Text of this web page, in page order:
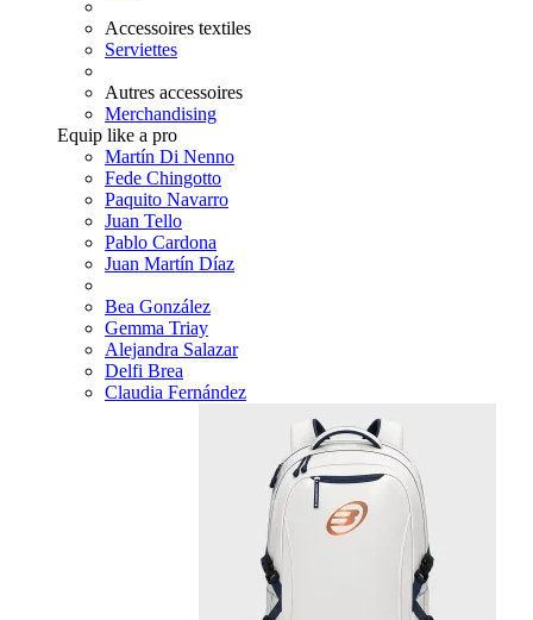
Accessoires textiles
Serviettes
Autres accessoires
Merchandising
Equip like a pro
Martín Di Nenno
Fede Chingotto
Paquito Navarro
Juan Tello
Pablo Cardona
Juan Martín Díaz
Bea González
Gemma Triay
Alejandra Salazar
Delfi Brea
Claudia Fernández